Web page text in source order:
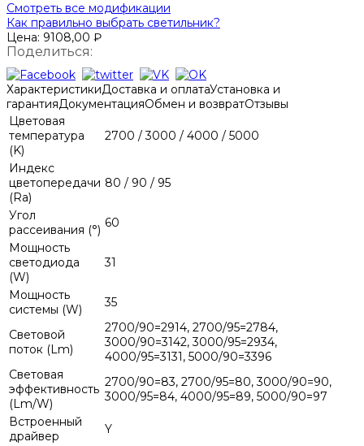
Смотреть все модификации
Как правильно выбрать светильник?
Цена: 9108,00 ₽
Поделиться:
ХарактеристикиДоставка и оплатаУстановка и
гарантияДокументацияОбмен и возвратОтзывы
Цветовая
температура
(K)
2700 / 3000 / 4000 / 5000
Индекс
цветопередачи
(Ra)
80 / 90 / 95
Угол
рассеивания (°) 60
Мощность
светодиода
(W)
31
Мощность
системы (W)
35
Световой
поток (Lm)
2700/90=2914, 2700/95=2784,
3000/90=3142, 3000/95=2934,
4000/95=3131, 5000/90=3396
Световая
эффективность
(Lm/W)
2700/90=83, 2700/95=80, 3000/90=90,
3000/95=84, 4000/95=89, 5000/90=97
Встроенный
драйвер
Y